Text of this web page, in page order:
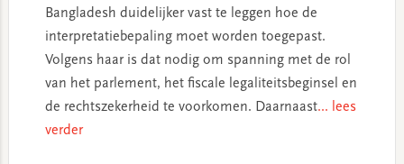
Bangladesh duidelijker vast te leggen hoe de
interpretatiebepaling moet worden toegepast.
Volgens haar is dat nodig om spanning met de rol
van het parlement, het fiscale legaliteitsbeginsel en
de rechtszekerheid te voorkomen. Daarnaast... lees
verder